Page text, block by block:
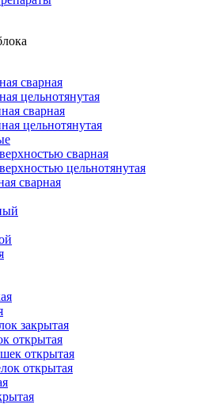
сварная
цельнотянутая
сварная
цельнотянутая
сварная
цельнотянутая
сварная
закрытая
открытая
открытая
открытая